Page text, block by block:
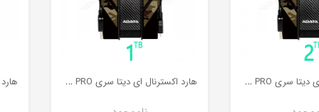
ه
ارد اکسترنال ای دیتا سری HD710M PRO ظرفیت 2 ترابایت
ه
ارد اکسترنال ای دیتا سری HD710M PRO ظرفیت 1 ترابایت